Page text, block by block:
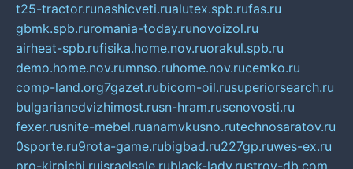
t25-tractor.runashicveti.rualutex.spb.rufas.ru
gbmk.spb.ruromania-today.runovoizol.ru
airheat-spb.rufisika.home.nov.ruorakul.spb.ru
demo.home.nov.rumnso.ruhome.nov.rucemko.ru
comp-land.org7gazet.rubicom-oil.rusuperiorsearch.ru
bulgarianedvizhimost.rusn-hram.rusenovosti.ru
fexer.rusnite-mebel.ruanamvkusno.rutechnosaratov.ru
0sporte.ru9rota-game.rubigbad.ru227gp.ruwes-ex.ru
pro-kirpichi.ruisraelsale.rublack-lady.rustroy-db.com